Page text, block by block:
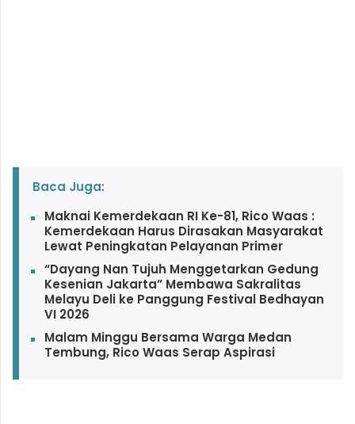
Baca Juga:
Maknai Kemerdekaan RI Ke-81, Rico Waas :
Kemerdekaan Harus Dirasakan Masyarakat
Lewat Peningkatan Pelayanan Primer
“Dayang Nan Tujuh Menggetarkan Gedung
Kesenian Jakarta” Membawa Sakralitas
Melayu Deli ke Panggung Festival Bedhayan
VI 2026
Malam Minggu Bersama Warga Medan
Tembung, Rico Waas Serap Aspirasi